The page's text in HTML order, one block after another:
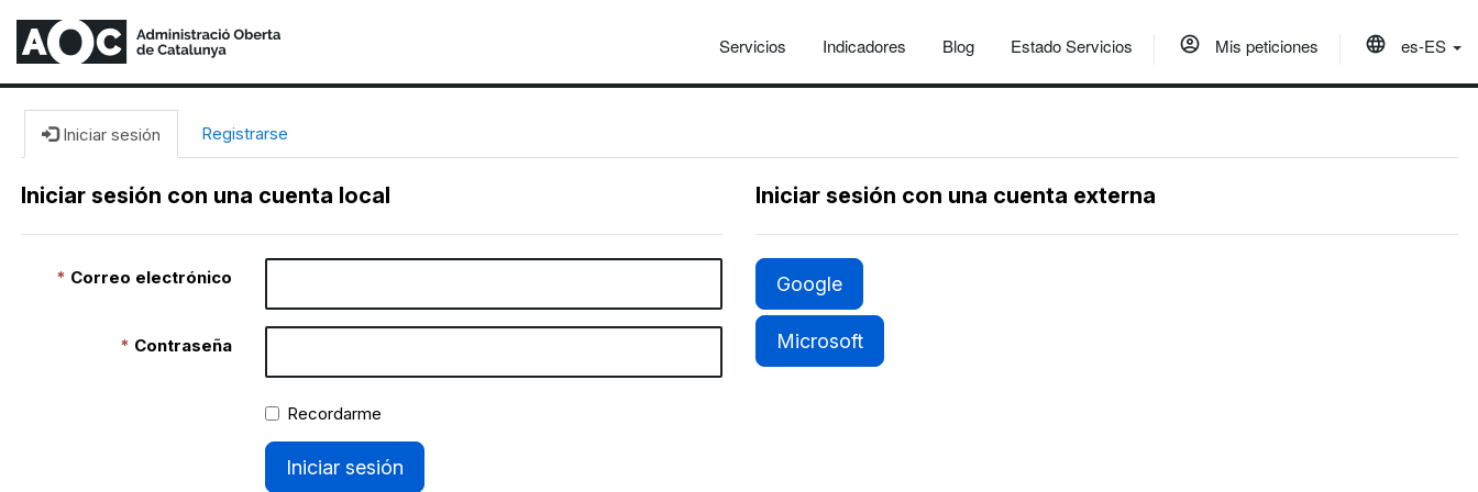
Servicios Indicadores Blog Estado Servicios Mis peticiones es-ES
Iniciar sesión Registrarse
Iniciar sesión con una cuenta local
Correo electrónico
Contraseña
Recordarme
Iniciar sesión
Iniciar sesión con una cuenta externa
Google
Microsoft